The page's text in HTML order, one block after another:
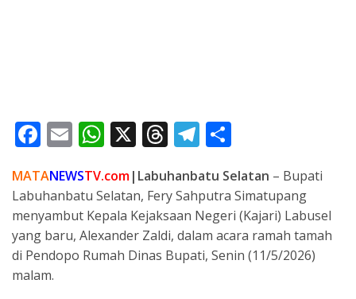
F
e
b
o
o
k
E
ai
l
W
at
s
A
p
X T
re
a
d
s
T
e
gr
a
m
ar
e
MATANEWSTV.com|Labuhanbatu Selatan – Bupati
Labuhanbatu Selatan, Fery Sahputra Simatupang
menyambut Kepala Kejaksaan Negeri (Kajari) Labusel
yang baru, Alexander Zaldi, dalam acara ramah tamah
di Pendopo Rumah Dinas Bupati, Senin (11/5/2026)
malam.